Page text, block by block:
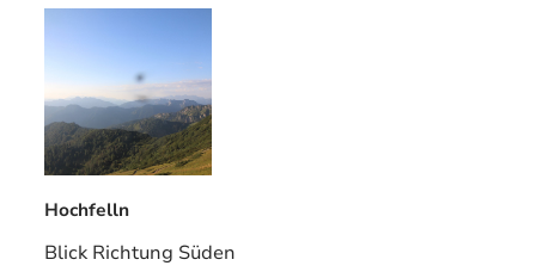
Hochfelln
Blick Richtung Süden